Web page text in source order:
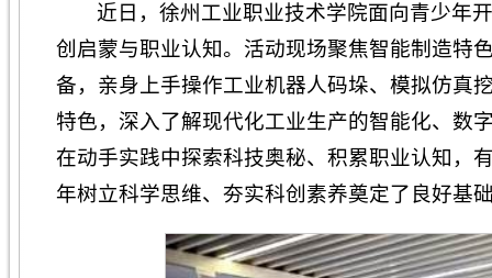
近日，徐州工业职业技术学院面向青少年
创启蒙与职业认知。活动现场聚焦智能制造特
备，亲身上手操作工业机器人码垛、模拟仿真
特色，深入了解现代化工业生产的智能化、数
在动手实践中探索科技奥秘、积累职业认知，
年树立科学思维、夯实科创素养奠定了良好基